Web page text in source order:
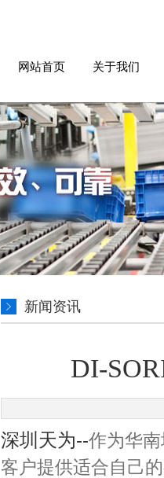
网站首页 关于我们
新闻资讯
DI-
深圳天为--作为华
客户提供适合自己